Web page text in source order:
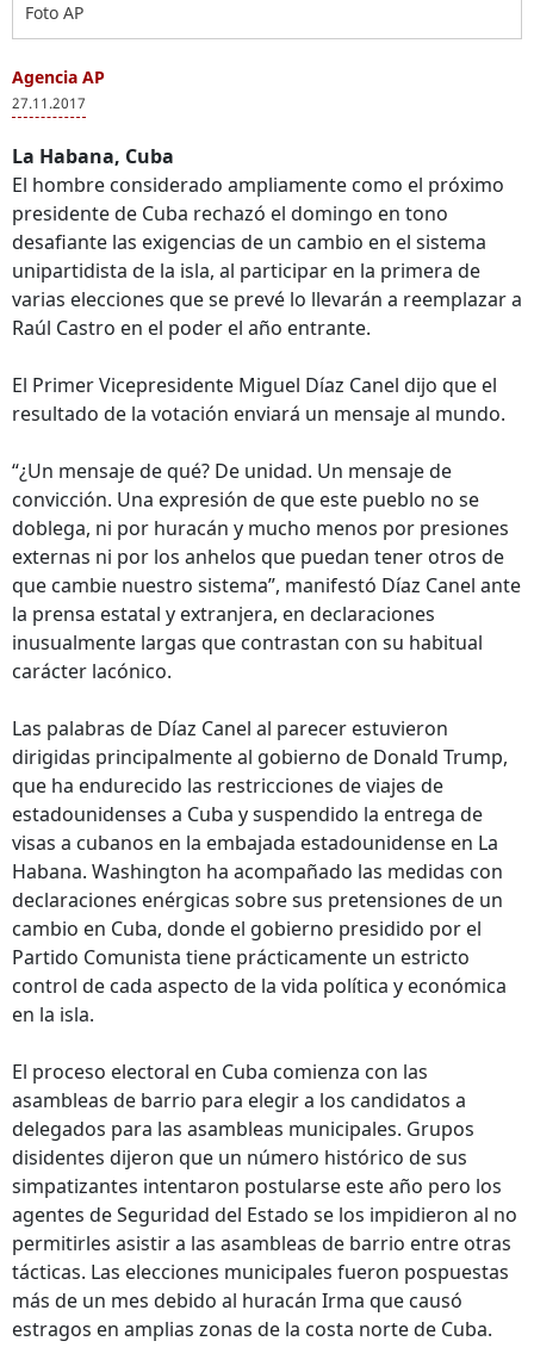
Foto AP
Agencia AP
27.11.2017
La Habana, Cuba
El hombre considerado ampliamente como el próximo
presidente de Cuba rechazó el domingo en tono
desafiante las exigencias de un cambio en el sistema
unipartidista de la isla, al participar en la primera de
varias elecciones que se prevé lo llevarán a reemplazar a
Raúl Castro en el poder el año entrante.
El Primer Vicepresidente Miguel Díaz Canel dijo que el
resultado de la votación enviará un mensaje al mundo.
“¿Un mensaje de qué? De unidad. Un mensaje de
convicción. Una expresión de que este pueblo no se
doblega, ni por huracán y mucho menos por presiones
externas ni por los anhelos que puedan tener otros de
que cambie nuestro sistema”, manifestó Díaz Canel ante
la prensa estatal y extranjera, en declaraciones
inusualmente largas que contrastan con su habitual
carácter lacónico.
Las palabras de Díaz Canel al parecer estuvieron
dirigidas principalmente al gobierno de Donald Trump,
que ha endurecido las restricciones de viajes de
estadounidenses a Cuba y suspendido la entrega de
visas a cubanos en la embajada estadounidense en La
Habana. Washington ha acompañado las medidas con
declaraciones enérgicas sobre sus pretensiones de un
cambio en Cuba, donde el gobierno presidido por el
Partido Comunista tiene prácticamente un estricto
control de cada aspecto de la vida política y económica
en la isla.
El proceso electoral en Cuba comienza con las
asambleas de barrio para elegir a los candidatos a
delegados para las asambleas municipales. Grupos
disidentes dijeron que un número histórico de sus
simpatizantes intentaron postularse este año pero los
agentes de Seguridad del Estado se los impidieron al no
permitirles asistir a las asambleas de barrio entre otras
tácticas. Las elecciones municipales fueron pospuestas
más de un mes debido al huracán Irma que causó
estragos en amplias zonas de la costa norte de Cuba.